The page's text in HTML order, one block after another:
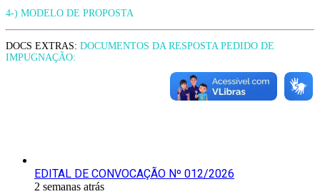
4-) MODELO DE PROPOSTA
DOCS EXTRAS: DOCUMENTOS DA RESPOSTA PEDIDO DE
IMPUGNAÇÃO:
EDITAL DE CONVOCAÇÃO Nº 012/2026
2 semanas atrás